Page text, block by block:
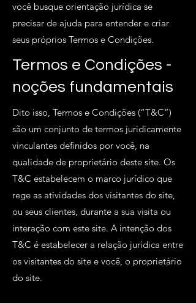
você busque orientação jurídica se
precisar de ajuda para entender e criar
seus próprios Termos e Condições.
Termos e Condições -
noções fundamentais
Dito isso, Termos e Condições (“T&C”)
são um conjunto de termos juridicamente
vinculantes definidos por você, na
qualidade de proprietário deste site. Os
T&C estabelecem o marco jurídico que
rege as atividades dos visitantes do site,
ou seus clientes, durante a sua visita ou
interação com este site. A intenção dos
T&C é estabelecer a relação jurídica entre
os visitantes do site e você, o proprietário
do site.